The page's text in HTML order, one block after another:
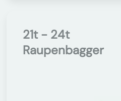
21t - 24t
Raupenbagger